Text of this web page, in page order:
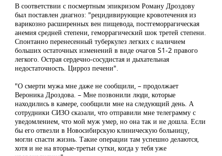
В соответствии с посмертным эпикризом Роману Дроздову
был поставлен диагноз: "рецидивирующие кровотечения из
варикозно расширенных вен пищевода, постгеморрагическая
анемия средней степени, геморрагический шок третей степени.
Спонтанно перенесенный туберкулез легких с наличием
больших остаточных изменений в виде очагов S1-2 правого
легкого. Острая сердечно-сосудистая и дыхательная
недостаточность. Цирроз печени".
"О смерти мужа мне даже не сообщили, – продолжает
Вероника Дроздова. – Мне позвонили люди, которые
находились в камере, сообщили мне на следующий день. А
сотрудники СИЗО сказали, что отправили мне телеграмму с
уведомлением, что мой муж умер, но она так и не дошла. Если
бы его отвезли в Новосибирскую клиническую больницу,
могли спасти жизнь. Такие операции там успешно делаются,
хотя и не на вторые-третьи сутки, когда у тебя уже